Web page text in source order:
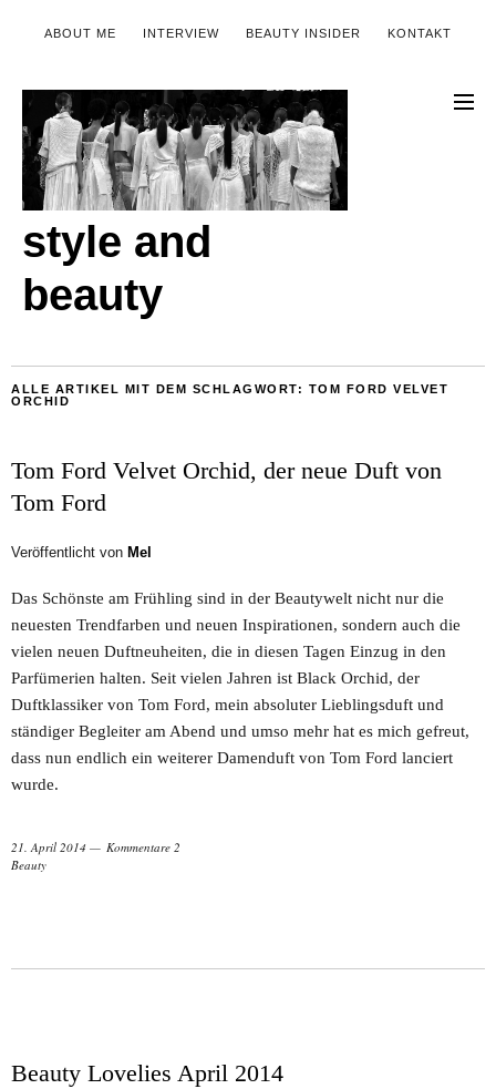
ABOUT ME INTERVIEW BEAUTY INSIDER KONTAKT
style and
beauty
ALLE ARTIKEL MIT DEM SCHLAGWORT: TOM FORD VELVET
ORCHID
Tom Ford Velvet Orchid, der neue Duft von
Tom Ford
Veröffentlicht von Mel
Das Schönste am Frühling sind in der Beautywelt nicht nur die
neuesten Trendfarben und neuen Inspirationen, sondern auch die
vielen neuen Duftneuheiten, die in diesen Tagen Einzug in den
Parfümerien halten. Seit vielen Jahren ist Black Orchid, der
Duftklassiker von Tom Ford, mein absoluter Lieblingsduft und
ständiger Begleiter am Abend und umso mehr hat es mich gefreut,
dass nun endlich ein weiterer Damenduft von Tom Ford lanciert
wurde.
21. April 2014
Kommentare 2
Beauty
Beauty Lovelies April 2014